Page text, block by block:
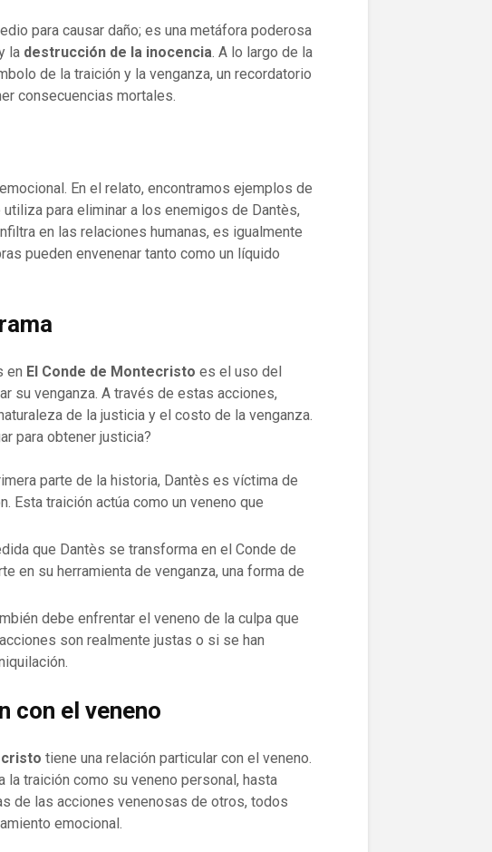
para causar daño; es una metáfora poderosa
la destrucción de la inocencia . A lo largo de la
de la traición y la venganza, un recordatorio
consecuencias mortales.
En el relato, encontramos ejemplos de
para eliminar a los enemigos de Dantès,
en las relaciones humanas, es igualmente
pueden envenenar tanto como un líquido
en El Conde de Montecristo es el uso del
su venganza. A través de estas acciones,
de la justicia y el costo de la venganza.
para obtener justicia?
parte de la historia, Dantès es víctima de
Esta traición actúa como un veneno que
que Dantès se transforma en el Conde de
en su herramienta de venganza, una forma de
debe enfrentar el veneno de la culpa que
son realmente justas o si se han
con el veneno
tiene una relación particular con el veneno.
la traición como su veneno personal, hasta
de las acciones venenosas de otros, todos
emocional.